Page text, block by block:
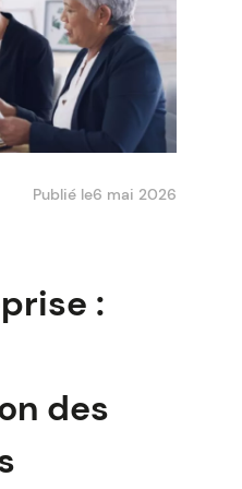
Publié le6 mai 2026
:
des